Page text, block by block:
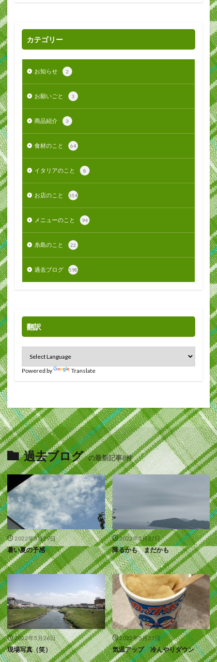
カテゴリー
お知らせ 2
お願いごと 3
商品紹介 3
食材のこと 64
イタリアのこと 8
お店のこと 354
メニューのこと 94
糸島のこと 22
過去ブログ 598
翻訳
Powered by Translate
過去ブログ の最新記事8件
2022年5月29日
暑い夏の予感
2022年5月27日
降るかも まだかも
2022年5月26日
現場写真（笑）
2022年5月23日
気温アップ 冷んやりダウン